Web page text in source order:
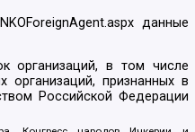
данные
организаций, в том числе
организаций, признанных в
Российской Федерации